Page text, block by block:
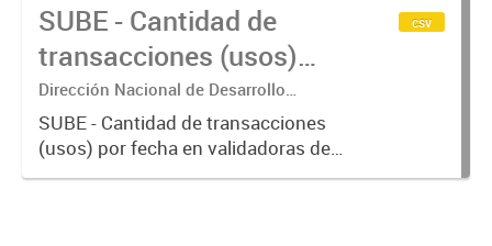
SUBE - Cantidad de
transacciones (usos)
por fecha
Dirección Nacional de Desarrollo
Tecnológico - Ministerio de Transporte.
SUBE - Cantidad de transacciones
(usos) por fecha en validadoras de
la red SUBE.
csv